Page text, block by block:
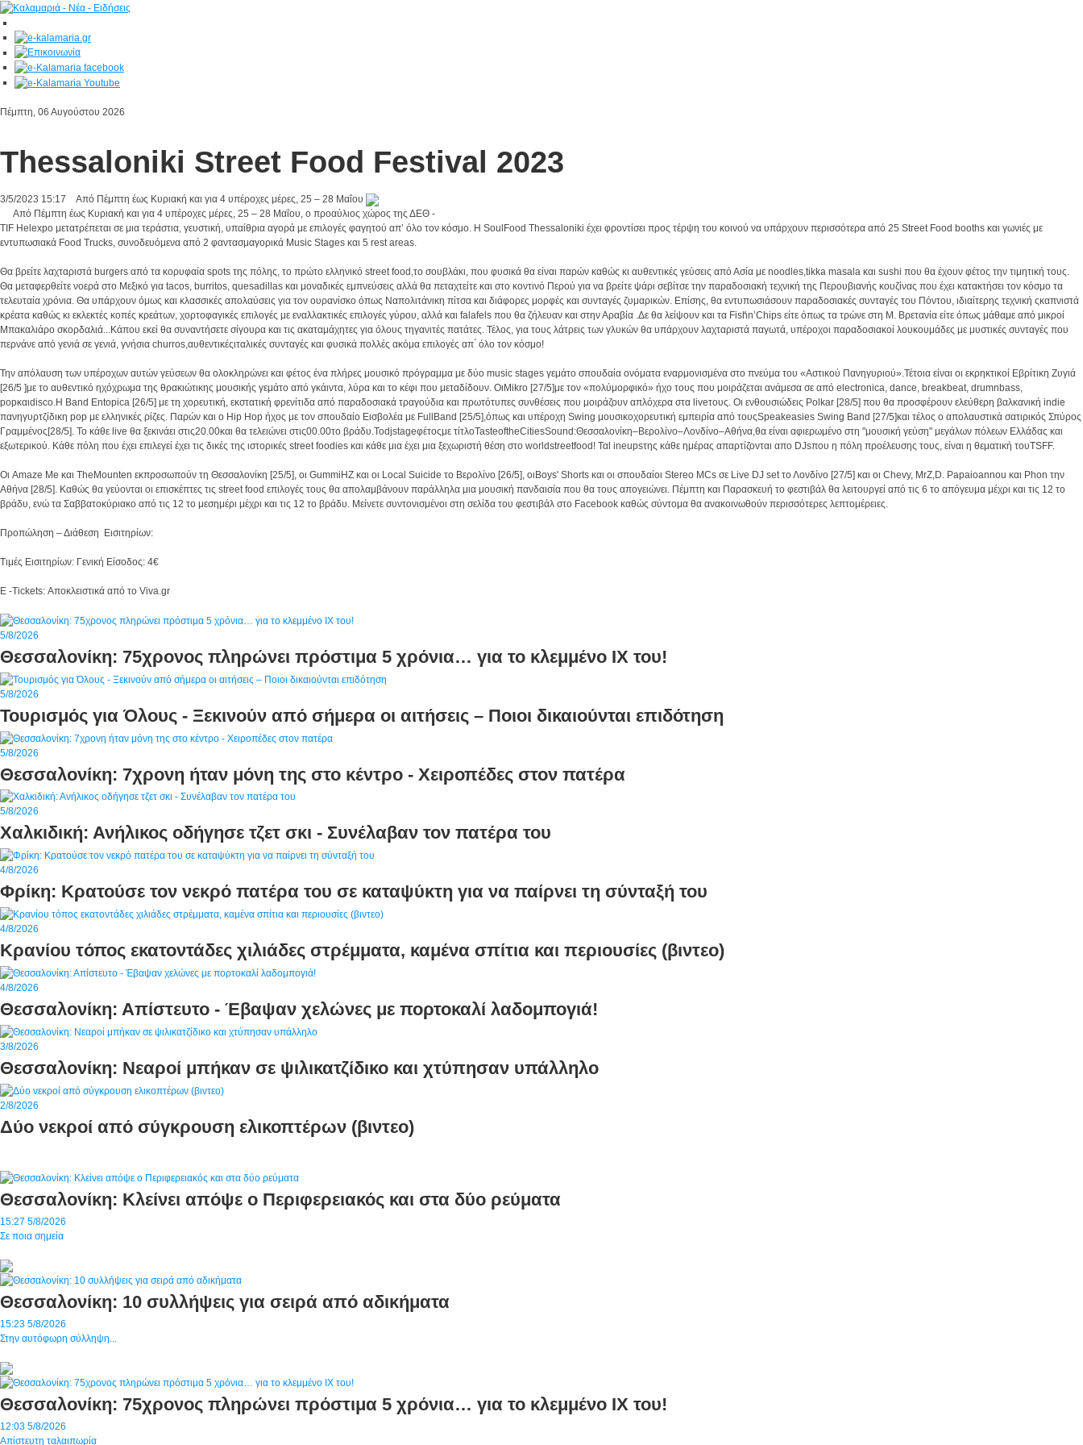
Πέμπτη, 06 Αυγούστου 2026
Thessaloniki Street Food Festival 2023
3/5/2023 15:17
Από Πέμπτη έως Κυριακή και για 4 υπέροχες μέρες, 25 – 28 Μαΐου
Από Πέμπτη έως Κυριακή και για 4 υπέροχες μέρες, 25 – 28 Μαΐου, ο προαύλιος χώρος της ΔΕΘ -
TIF Helexpo μετατρέπεται σε μια τεράστια, γευστική, υπαίθρια αγορά με επιλογές φαγητού απ’ όλο τον κόσμο. Η SoulFood Thessaloniki έχει φροντίσει προς τέρψη του κοινού να υπάρχουν περισσότερα από 25 Street Food booths και γωνιές με
εντυπωσιακά Food Trucks, συνοδευόμενα από 2 φαντασμαγορικά Music Stages και 5 rest areas.
Θα βρείτε λαχταριστά burgers από τα κορυφαία spots της πόλης, το πρώτο ελληνικό street food,το σουβλάκι, που φυσικά θα είναι παρών καθώς κι αυθεντικές γεύσεις από Ασία με noodles,tikka masala και sushi που θα έχουν φέτος την τιμητική τους.
Θα μεταφερθείτε νοερά στο Μεξικό για tacos, burritos, quesadillas και μοναδικές εμπνεύσεις αλλά θα πεταχτείτε και στο κοντινό Περού για να βρείτε ψάρι σεβίτσε την παραδοσιακή τεχνική της Περουβιανής κουζίνας που έχει κατακτήσει τον κόσμο τα
τελευταία χρόνια. Θα υπάρχουν όμως και κλασσικές απολαύσεις για τον ουρανίσκο όπως Ναπολιτάνικη πίτσα και διάφορες μορφές και συνταγές ζυμαρικών. Επίσης, θα εντυπωσιάσουν παραδοσιακές συνταγές του Πόντου, ιδιαίτερης τεχνική ςκαπνιστά
κρέατα καθώς κι εκλεκτές κοπές κρεάτων, χορτοφαγικές επιλογές με εναλλακτικές επιλογές γύρου, αλλά και falafels που θα ζήλευαν και στην Αραβία .Δε θα λείψουν και τα Fish́n’Chips είτε όπως τα τρώνε στη Μ. Βρετανία είτε όπως μάθαμε από μικροί
Μπακαλιάρο σκορδαλιά...Κάπου εκεί θα συναντήσετε σίγουρα και τις ακαταμάχητες για όλους τηγανιτές πατάτες. Τέλος, για τους λάτρεις των γλυκών θα υπάρχουν λαχταριστά παγωτά, υπέροχοι παραδοσιακοί λουκουμάδες με μυστικές συνταγές που
περνάνε από γενιά σε γενιά, γνήσια churros,αυθεντικέςιταλικές συνταγές και φυσικά πολλές ακόμα επιλογές απ ́ όλο τον κόσμο!
Την απόλαυση των υπέροχων αυτών γεύσεων θα ολοκληρώνει και φέτος ένα πλήρες μουσικό πρόγραμμα με δύο music stages γεμάτο σπουδαία ονόματα εναρμονισμένα στο πνεύμα του «Αστικού Πανηγυριού».Τέτοια είναι οι εκρηκτικοί Εβρίτικη Ζυγιά
[26/5 ]με το αυθεντικό ηχόχρωμα της θρακιώτικης μουσικής γεμάτο από γκάιντα, λύρα και το κέφι που μεταδίδουν. ΟιMikro [27/5]με τον «πολύμορφικό» ήχο τους που μοιράζεται ανάμεσα σε από electronica, dance, breakbeat, drumnbass,
popκαιdisco.Η Band Entopica [26/5] με τη χορευτική, εκστατική φρενίτιδα από παραδοσιακά τραγούδια και πρωτότυπες συνθέσεις που μοιράζουν απλόχερα στα liveτους. Οι ενθουσιώδεις Polkar [28/5] που θα προσφέρουν ελεύθερη βαλκανική indie
πανηγυρτζίδικη pop με ελληνικές ρίζες. Παρών και ο Hip Hop ήχος με τον σπουδαίο Εισβολέα με FullBand [25/5],όπως και υπέροχη Swing μουσικοχορευτική εμπειρία από τουςSpeakeasies Swing Band [27/5]και τέλος ο απολαυστικά σατιρικός Σπύρος
Γραμμένος[28/5]. Το κάθε live θα ξεκινάει στις20.00και θα τελειώνει στις00.00το βράδυ.Τοdjstageφέτοςμε τίτλοTasteoftheCitiesSound:Θεσσαλονίκη–Βερολίνο–Λονδίνο–Αθήνα,θα είναι αφιερωμένο στη "μουσική γεύση" μεγάλων πόλεων Ελλάδας και
εξωτερικού. Κάθε πόλη που έχει επιλεγεί έχει τις δικές της ιστορικές street foodies και κάθε μια έχει μια ξεχωριστή θέση στο worldstreetfood! Ταl ineupsτης κάθε ημέρας απαρτίζονται απο DJsπου η πόλη προέλευσης τους, είναι η θεματική τουTSFF.
Οι Amaze Me και TheMounten εκπροσωπούν τη Θεσσαλονίκη [25/5], οι GummiHZ και οι Local Suicide το Βερολίνο [26/5], οιBoys' Shorts και οι σπουδαίοι Stereo MCs σε Live DJ set το Λονδίνο [27/5] και οι Chevy, MrZ,D. Papaioannou και Phon την
Αθήνα [28/5]. Καθώς θα γεύονται οι επισκέπτες τις street food επιλογές τους θα απολαμβάνουν παράλληλα μια μουσική πανδαισία που θα τους απογειώνει. Πέμπτη και Παρασκευή το φεστιβάλ θα λειτουργεί από τις 6 το απόγευμα μέχρι και τις 12 το
βράδυ, ενώ τα Σαββατοκύριακο από τις 12 το μεσημέρι μέχρι και τις 12 το βράδυ. Μείνετε συντονισμένοι στη σελίδα του φεστιβάλ στο Facebook καθώς σύντομα θα ανακοινωθούν περισσότερες λεπτομέρειες.
Προπώληση – Διάθεση Εισιτηρίων:
Τιμές Εισιτηρίων: Γενική Είσοδος: 4€
E -Tickets: Αποκλειστικά από το Viva.gr
5/8/2026
Θεσσαλονίκη: 75χρονος πληρώνει πρόστιμα 5 χρόνια… για το κλεμμένο ΙΧ του!
5/8/2026
Τουρισμός για Όλους - Ξεκινούν από σήμερα οι αιτήσεις – Ποιοι δικαιούνται επιδότηση
5/8/2026
Θεσσαλονίκη: 7χρονη ήταν μόνη της στο κέντρο - Χειροπέδες στον πατέρα
5/8/2026
Χαλκιδική: Ανήλικος οδήγησε τζετ σκι - Συνέλαβαν τον πατέρα του
4/8/2026
Φρίκη: Κρατούσε τον νεκρό πατέρα του σε καταψύκτη για να παίρνει τη σύνταξή του
4/8/2026
Κρανίου τόπος εκατοντάδες χιλιάδες στρέμματα, καμένα σπίτια και περιουσίες (βιντεο)
4/8/2026
Θεσσαλονίκη: Απίστευτο - Έβαψαν χελώνες με πορτοκαλί λαδομπογιά!
3/8/2026
Θεσσαλονίκη: Νεαροί μπήκαν σε ψιλικατζίδικο και χτύπησαν υπάλληλο
2/8/2026
Δύο νεκροί από σύγκρουση ελικοπτέρων (βιντεο)
Θεσσαλονίκη: Κλείνει απόψε ο Περιφερειακός και στα δύο ρεύματα
15:27 5/8/2026
Σε ποια σημεία
Θεσσαλονίκη: 10 συλλήψεις για σειρά από αδικήματα
15:23 5/8/2026
Στην αυτόφωρη σύλληψη...
Θεσσαλονίκη: 75χρονος πληρώνει πρόστιμα 5 χρόνια… για το κλεμμένο ΙΧ του!
12:03 5/8/2026
Απίστευτη ταλαιπωρία